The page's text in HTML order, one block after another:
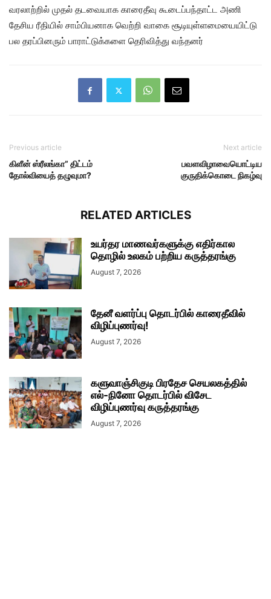
வரலாற்றில் முதல் தடவையாக காரைதீவு கூடைப்பந்தாட்ட அணி
தேசிய ரீதியில் சாம்பியனாக வெற்றி வாகை சூடியுள்ளமையையிட்டு
பல தரப்பினரும் பாராட்டுக்களை தெரிவித்து வந்தனர்
Previous article
கிளீன் ஸ்ரீலங்கா” திட்டம்
தோல்வியைத் தழுவுமா?
Next article
பவளவிழாவையொட்டிய
குருதிக்கொடை நிகழ்வு
RELATED ARTICLES
உயர்தர மாணவர்களுக்கு எதிர்கால
தொழில் உலகம் பற்றிய கருத்தரங்கு
August 7, 2026
தேனீ வளர்ப்பு தொடர்பில் காரைதீவில்
விழிப்புணர்வு!
August 7, 2026
களுவாஞ்சிகுடி பிரதேச செயலகத்தில்
எல்-நினோ தொடர்பில் விசேட
விழிப்புணர்வு கருத்தரங்கு
August 7, 2026